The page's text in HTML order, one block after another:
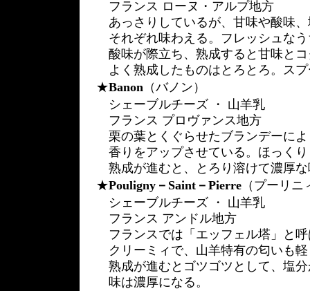
フランス ローヌ・アルプ地方
あっさりしているが、甘味や酸味
それぞれ味わえる。フレッシュな
酸味が際立ち、熟成すると甘味と
よく熟成したものはとろとろ。ス
★Banon （バノン）
シェーブルチーズ ・ 山羊乳
フランス プロヴァンス地方
栗の葉とくぐらせたブランデーに
香りをアップさせている。ほっく
熟成が進むと、とろり溶けて濃厚
★Pouligny－Saint－Pierre （プーリ
シェーブルチーズ ・ 山羊乳
フランス アンドル地方
フランスでは「エッフェル塔」と
クリーミィで、山羊特有の匂いも
熟成が進むとゴツゴツとして、塩
味は濃厚になる。